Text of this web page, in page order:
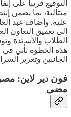
التوقيع قريبا على
متتالية، بما يضمن
عليه. وأضاف عبد
إلى تعميق التعاون
الطلاب والأساتذة
هذه الخطوة تأتي في
الجانبين وتعزيز
فون دير لاين:
مضى